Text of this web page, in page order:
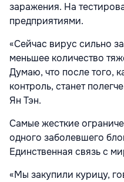
заражения. На
предприятиями.
«Сейчас вирус сильно
меньшее количество
Думаю, что после того,
контроль, станет
Ян Тэн.
Самые жесткие
одного заболевшего
Единственная связь с
«Мы закупили курицу,